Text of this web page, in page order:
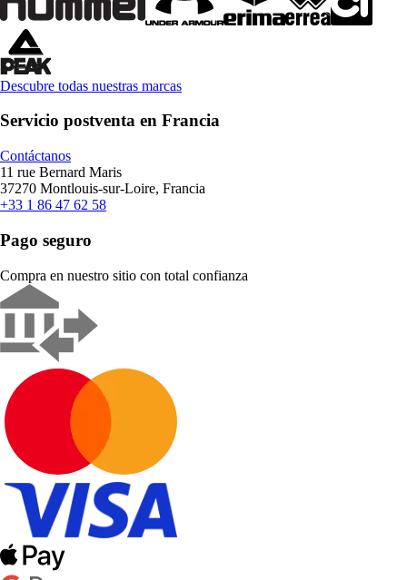
Descubre todas nuestras marcas
Servicio postventa en Francia
Contáctanos
11 rue Bernard Maris
37270 Montlouis-sur-Loire, Francia
+33 1 86 47 62 58
Pago seguro
Compra en nuestro sitio con total confianza